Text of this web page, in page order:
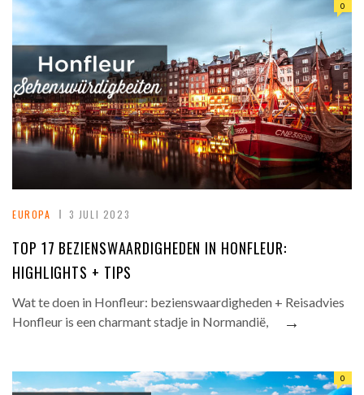
EUROPA 3 JULI 2023
0
TOP 17 BEZIENSWAARDIGHEDEN IN HONFLEUR:
HIGHLIGHTS + TIPS
Wat te doen in Honfleur: bezienswaardigheden + Reisadvies
Honfleur is een charmant stadje in Normandië,
→
0